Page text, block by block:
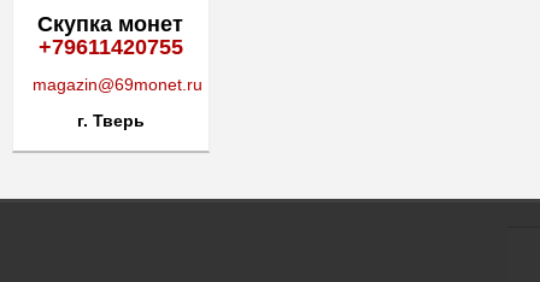
Скупка монет
+79611420755
magazin@69monet.ru
г. Тверь